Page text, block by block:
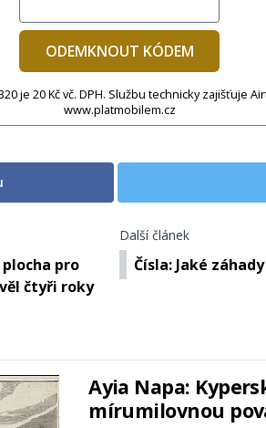
ODEMKNOUT KÓDEM
je 20 Kč vč. DPH. Službu technicky zajišťuje
www.platmobilem.cz
pro
čtyři roky
Další článek
Čísla: Jaké
Ayia Napa:
mírumilovnou